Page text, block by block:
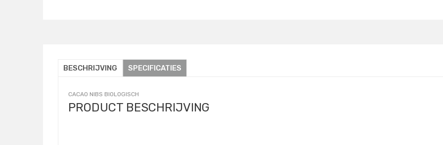
BESCHRIJVING SPECIFICATIES
CACAO NIBS BIOLOGISCH
PRODUCT BESCHRIJVING